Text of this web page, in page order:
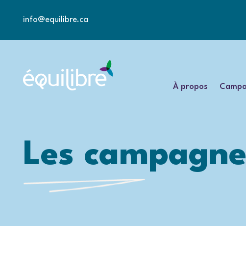
info@equilibre.ca
À propos
Les